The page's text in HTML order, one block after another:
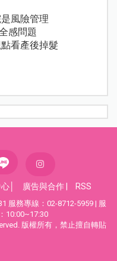
風險管理
感問題
看產後掉髮
廣告與合作 RSS
服務專線：02-8712-5959 | 服
10:00~17:30
版權所有，禁止擅自轉貼